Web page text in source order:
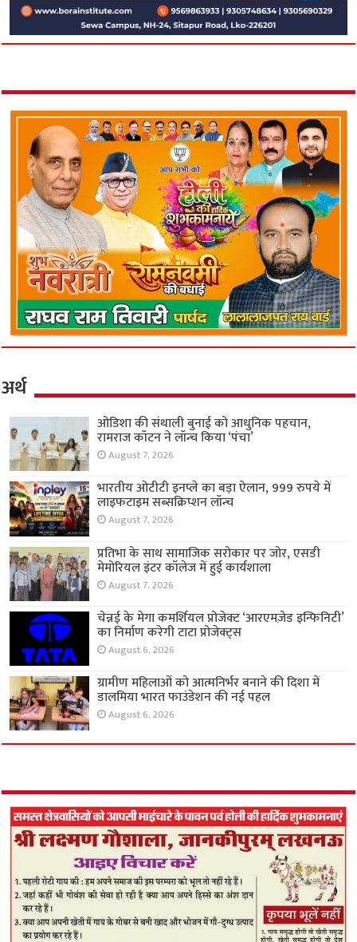
अर्थ
ओडिशा की संथाली बुनाई को आधुनिक पहचान,
रामराज कॉटन ने लॉन्च किया ‘पंचा’
August 7, 2026
भारतीय ओटीटी इनप्ले का बड़ा ऐलान, 999 रुपये में
लाइफटाइम सब्सक्रिप्शन लॉन्च
August 7, 2026
प्रतिभा के साथ सामाजिक सरोकार पर जोर, एसडी
मेमोरियल इंटर कॉलेज में हुई कार्यशाला
August 7, 2026
चेन्नई के मेगा कमर्शियल प्रोजेक्ट ‘आरएमज़ेड इन्फिनिटी’
का निर्माण करेगी टाटा प्रोजेक्ट्स
August 6, 2026
ग्रामीण महिलाओं को आत्मनिर्भर बनाने की दिशा में
डालमिया भारत फाउंडेशन की नई पहल
August 6, 2026